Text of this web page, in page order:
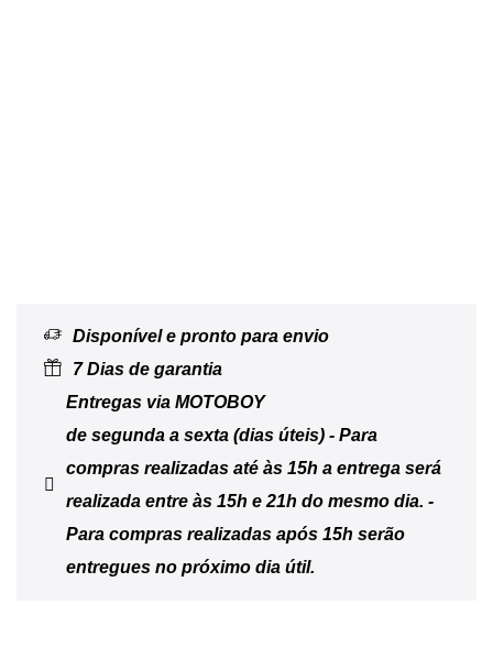
Disponível e pronto para envio
7 Dias de garantia
Entregas via MOTOBOY
de segunda a sexta (dias úteis) - Para
compras realizadas até às 15h a entrega será
realizada entre às 15h e 21h do mesmo dia. -
Para compras realizadas após 15h serão
entregues no próximo dia útil.